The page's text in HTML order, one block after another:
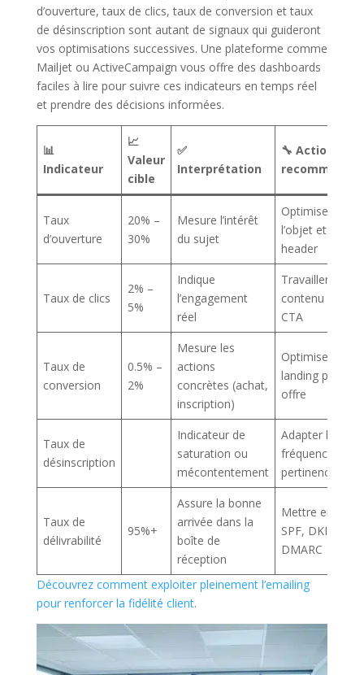
d’ouverture, taux de clics, taux de conversion et taux
de désinscription sont autant de signaux qui guideront
vos optimisations successives. Une plateforme comme
Mailjet ou ActiveCampaign vous offre des dashboards
faciles à lire pour suivre ces indicateurs en temps réel
et prendre des décisions informées.
📊
Indicateur
📈
Valeur
cible
✅
Interprétation
🔧 Action
Taux
d’ouverture
20% –
30%
Mesure l’intérêt
du sujet
Optimiser
l’objet et le pré-
header
Taux de clics
2% –
5%
Indique
l’engagement
réel
Travailler le
contenu et les
CTA
Taux de
conversion
0.5% –
2%
Mesure les
actions
concrètes (achat,
inscription)
Optimiser
landing page et
offre
Taux de
désinscription
Indicateur de
saturation ou
mécontentement
Adapter la
fréquence et la
pertinence
Taux de
délivrabilité
95%+
Assure la bonne
arrivée dans la
boîte de
réception
Mettre en place
SPF, DKIM,
DMARC
Découvrez comment exploiter pleinement l’emailing
pour renforcer la fidélité client.